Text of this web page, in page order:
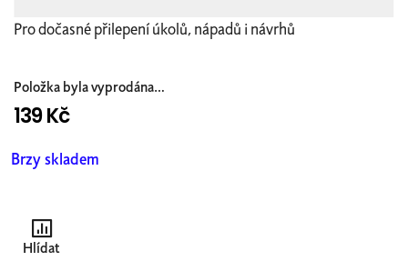
Pro dočasné přilepení úkolů, nápadů i návrhů
Položka byla vyprodána…
139 Kč
Měrná
Brzy skladem
Hlídat